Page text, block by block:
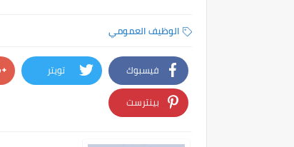
الوظيف العمومي
فيسبوك تويتر
بينترست